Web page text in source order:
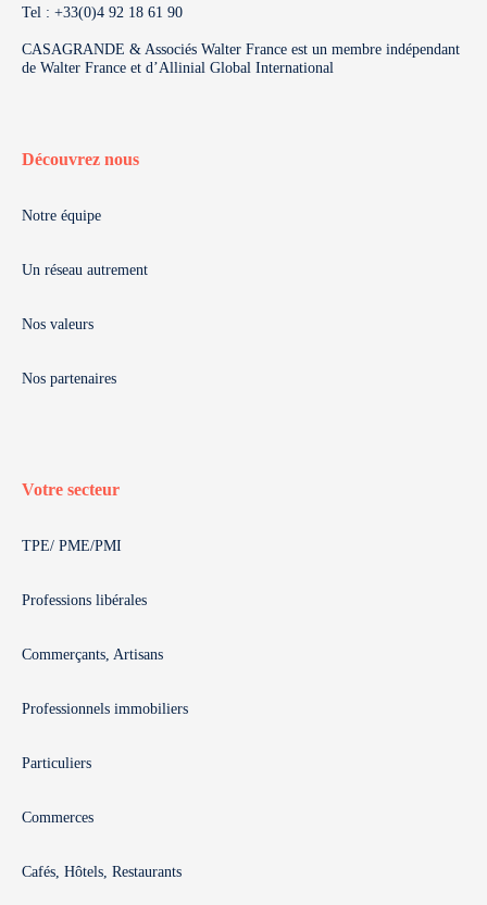
Tel : +33(0)4 92 18 61 90
CASAGRANDE & Associés Walter France est un membre indépendant
de Walter France et d’Allinial Global International
Découvrez nous
Notre équipe
Un réseau autrement
Nos valeurs
Nos partenaires
Votre secteur
TPE/ PME/PMI
Professions libérales
Commerçants, Artisans
Professionnels immobiliers
Particuliers
Commerces
Cafés, Hôtels, Restaurants